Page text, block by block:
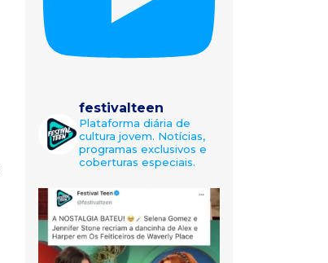
festivalteen
Plataforma diária de
cultura jovem. Notícias,
programas exclusivos e
coberturas especiais.